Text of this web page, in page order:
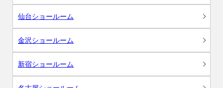
仙台ショールーム
金沢ショールーム
新宿ショールーム